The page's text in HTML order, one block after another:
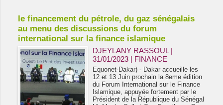
le financement du pétrole, du gaz sénégalais
au menu des discussions du forum
international sur la finance islamique
DJEYLANY RASSOUL |
31/01/2023 | FINANCE
Equonet-Dakar) - Dakar accueille les
12 et 13 Juin prochain la 8eme édition
du Forum International sur le Finance
Islamique, appuyée fortement par le
Président de la République du Sénégal